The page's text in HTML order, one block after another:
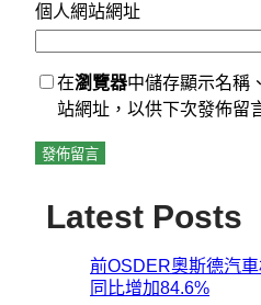
個人網站網址
在瀏覽器中儲存顯示名稱
站網址，以供下次發佈留
Latest Posts
前OSDER奧斯德汽
同比增加84.6%